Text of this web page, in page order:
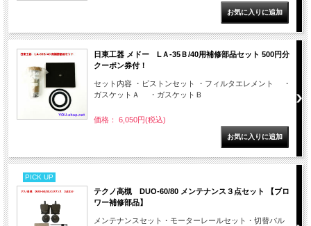
日東工器 メドー LＡ-35Ｂ/40用補修部品セット 500円分
クーポン券付！
セット内容 ・ピストンセット ・フィルタエレメント ・
ガスケットＡ ・ガスケットＢ
価格： 6,050円(税込)
PICK UP
テクノ高槻 DUO-60/80 メンテナンス３点セット 【ブロ
ワー補修部品】
メンテナンスセット・モーターレールセット・切替バル